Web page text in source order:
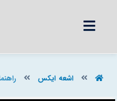
اشعه ایکس